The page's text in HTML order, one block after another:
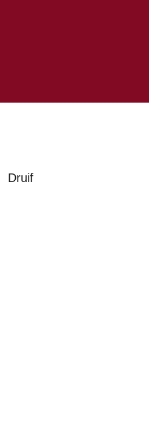
Druif